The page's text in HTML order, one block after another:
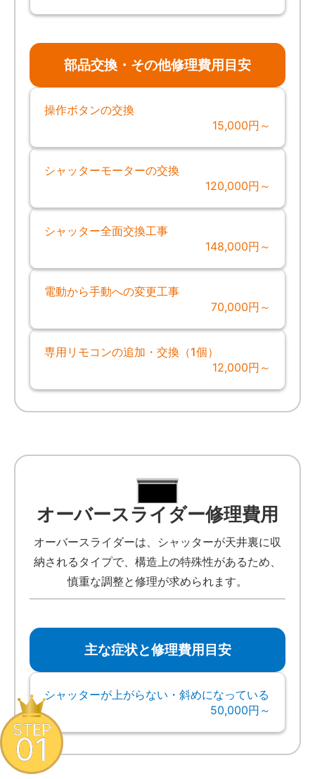
部品交換・その他修理費用目安
操作ボタンの交換
15,000円～
シャッターモーターの交換
120,000円～
シャッター全面交換工事
148,000円～
電動から手動への変更工事
70,000円～
専用リモコンの追加・交換（1個）
12,000円～
オーバースライダー修理費用
オーバースライダーは、シャッターが天井裏に収
納されるタイプで、構造上の特殊性があるため、
慎重な調整と修理が求められます。
主な症状と修理費用目安
シャッターが上がらない・斜めになっている
50,000円～
STEP
01